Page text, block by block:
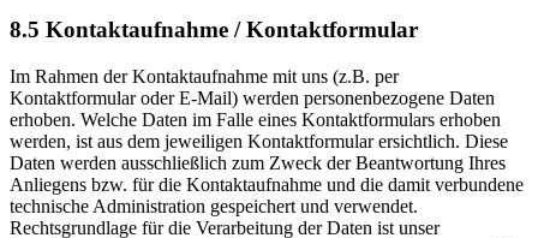
8.5 Kontaktaufnahme / Kontaktformular
Im Rahmen der Kontaktaufnahme mit uns (z.B. per
Kontaktformular oder E-Mail) werden personenbezogene Daten
erhoben. Welche Daten im Falle eines Kontaktformulars erhoben
werden, ist aus dem jeweiligen Kontaktformular ersichtlich. Diese
Daten werden ausschließlich zum Zweck der Beantwortung Ihres
Anliegens bzw. für die Kontaktaufnahme und die damit verbundene
technische Administration gespeichert und verwendet.
Rechtsgrundlage für die Verarbeitung der Daten ist unser